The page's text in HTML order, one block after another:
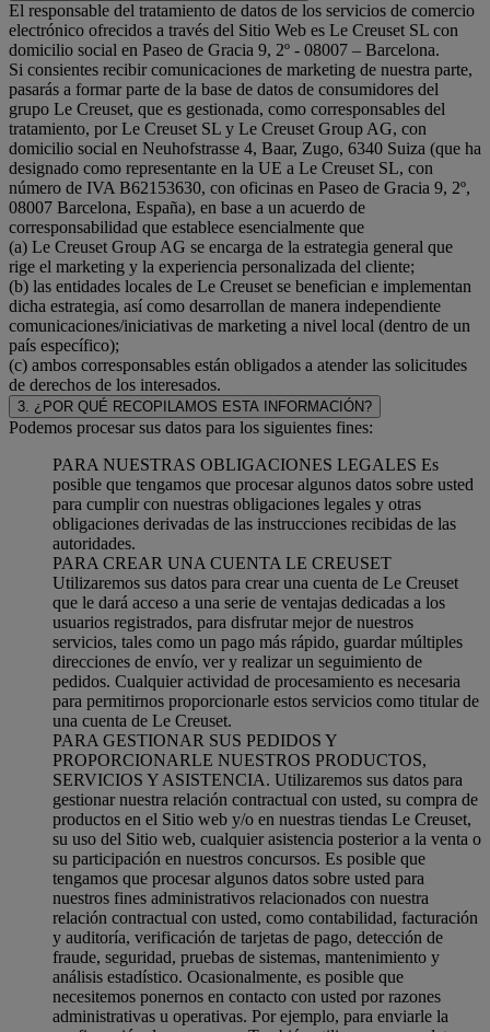
El responsable del tratamiento de datos de los servicios de comercio
electrónico ofrecidos a través del Sitio Web es Le Creuset SL con
domicilio social en Paseo de Gracia 9, 2º - 08007 – Barcelona.
Si consientes recibir comunicaciones de marketing de nuestra parte,
pasarás a formar parte de la base de datos de consumidores del
grupo Le Creuset, que es gestionada, como corresponsables del
tratamiento, por Le Creuset SL y Le Creuset Group AG, con
domicilio social en Neuhofstrasse 4, Baar, Zugo, 6340 Suiza (que ha
designado como representante en la UE a Le Creuset SL, con
número de IVA B62153630, con oficinas en Paseo de Gracia 9, 2º,
08007 Barcelona, España), en base a un acuerdo de
corresponsabilidad que establece esencialmente que
(a) Le Creuset Group AG se encarga de la estrategia general que
rige el marketing y la experiencia personalizada del cliente;
(b) las entidades locales de Le Creuset se benefician e implementan
dicha estrategia, así como desarrollan de manera independiente
comunicaciones/iniciativas de marketing a nivel local (dentro de un
país específico);
(c) ambos corresponsables están obligados a atender las solicitudes
de derechos de los interesados.
3. ¿POR QUÉ RECOPILAMOS ESTA INFORMACIÓN?
Podemos procesar sus datos para los siguientes fines:
PARA NUESTRAS OBLIGACIONES LEGALES Es
posible que tengamos que procesar algunos datos sobre usted
para cumplir con nuestras obligaciones legales y otras
obligaciones derivadas de las instrucciones recibidas de las
autoridades.
PARA CREAR UNA CUENTA LE CREUSET
Utilizaremos sus datos para crear una cuenta de Le Creuset
que le dará acceso a una serie de ventajas dedicadas a los
usuarios registrados, para disfrutar mejor de nuestros
servicios, tales como un pago más rápido, guardar múltiples
direcciones de envío, ver y realizar un seguimiento de
pedidos. Cualquier actividad de procesamiento es necesaria
para permitirnos proporcionarle estos servicios como titular de
una cuenta de Le Creuset.
PARA GESTIONAR SUS PEDIDOS Y
PROPORCIONARLE NUESTROS PRODUCTOS,
SERVICIOS Y ASISTENCIA. Utilizaremos sus datos para
gestionar nuestra relación contractual con usted, su compra de
productos en el Sitio web y/o en nuestras tiendas Le Creuset,
su uso del Sitio web, cualquier asistencia posterior a la venta o
su participación en nuestros concursos. Es posible que
tengamos que procesar algunos datos sobre usted para
nuestros fines administrativos relacionados con nuestra
relación contractual con usted, como contabilidad, facturación
y auditoría, verificación de tarjetas de pago, detección de
fraude, seguridad, pruebas de sistemas, mantenimiento y
análisis estadístico. Ocasionalmente, es posible que
necesitemos ponernos en contacto con usted por razones
administrativas u operativas. Por ejemplo, para enviarle la